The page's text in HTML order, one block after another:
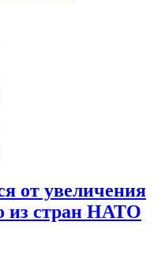
от увеличения
из стран НАТО